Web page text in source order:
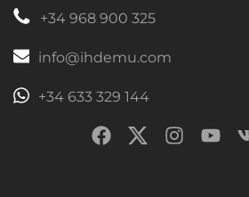
+34 968 900 325
info@ihdemu.com
+34 633 329 144